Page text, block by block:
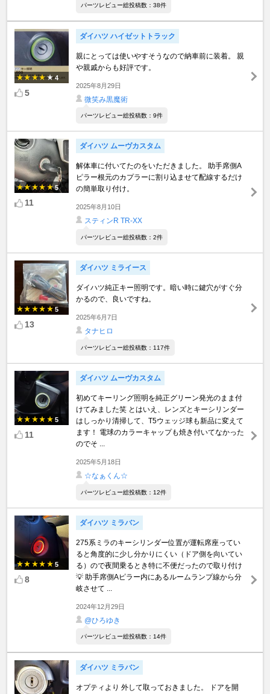
パーツレビュー総投稿数：38件
4
5
ダイハツ ハイゼットトラック
親にとっては使いやすそうなので納車前に装着。 親
や親戚からも好評です。
2025年8月29日
微笑み黒魔術
パーツレビュー総投稿数：9件
5
11
ダイハツ ムーヴカスタム
解体車に付いてたのをいただきました。 助手席側A
ピラー根元のカプラーに割り込ませて配線するだけ
の簡単取り付け。
2025年8月10日
スティンR TR-XX
パーツレビュー総投稿数：2件
5
13
ダイハツ ミライース
ダイハツ純正キー照明です。暗い時に鍵穴がすぐ分
かるので、良いですね。
2025年6月7日
タナヒロ
パーツレビュー総投稿数：117件
5
11
ダイハツ ムーヴカスタム
初めてキーリング照明を純正グリーン発光のまま付
けてみました笑 とはいえ、レンズとキーシリンダー
はしっかり清掃して、T5ウェッジ球も新品に変えて
ます！ 電球のカラーキャップも焼き付いてなかった
のでそ ...
2025年5月18日
☆なぁくん☆
パーツレビュー総投稿数：12件
5
8
ダイハツ ミラバン
275系ミラのキーシリンダー位置が運転席座ってい
ると角度的に少し分かりにくい（ドア側を向いてい
る）ので夜間乗るとき特に不便だったので取り付け
💡 助手席側Aピラー内にあるルームランプ線から分
岐させて ...
2024年12月29日
@ひろゆき
パーツレビュー総投稿数：14件
ダイハツ ミラバン
オプティより 外して取っておきました。 ドアを開